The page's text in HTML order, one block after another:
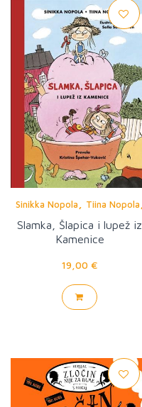
Sinikka Nopola Tiina Nopola
Salla Savolainen
Slamka, Šlapica i lupež iz
Kamenice
19,00 €